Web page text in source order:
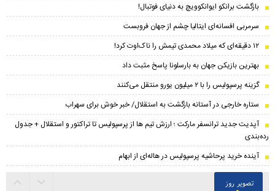
بازگشت برانکو ایوانکوویچ به دنیای فوتبال!
سرمربی افسانه‌ای ایتالیا چشم از جهان فروبست
۱۲ دقیقه‌ای که میلاد محمدی تیمش را ناک‌اوت کرد!
بهترین بازیکن جهان به بارسلونا پاسخ مثبت داد
گزینه پرسپولیس را با ۲ میلیون یورو منتقل می‌کنند
ستاره خارجی در آستانه بازگشت به استقلال/ خبر خوش برای سهراب
​آپدیت جدید ترانسفر مارکت ؛ ارزش تیم ها از پرسپولیس تا تراکتور و استقلال + جدول
رده‌بندی
آینده خرید پرحاشیه‌ پرسپولیس در هاله‌ای از ابهام
تصویر روز